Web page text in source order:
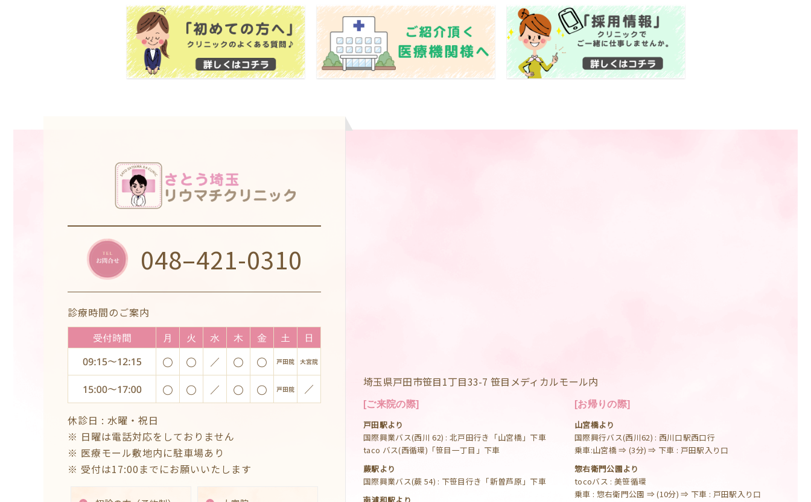
048–421-0310
診療時間のご案内
休診日 : 水曜・祝日
※ 日曜は電話対応をしておりません
※ 医療モール敷地内に駐車場あり
※ 受付は17:00までにお願いいたします
埼玉県戸田市笹目1丁目33-7 笹目メディカルモール内
[ご来院の際]
戸田駅より
国際興業バス(西川 62) : 北戸田行き「山宮橋」下車
taco バス(西循環)「笹目一丁目」下車
蕨駅より
国際興業バス(蕨 54) : 下笹目行き「新曽芦原」下車
南浦和駅より
[お帰りの際]
山宮橋より
国際興行バス(西川62) : 西川口駅西口行
乗車:山宮橋 ⇒ (3分) ⇒ 下車 : 戸田駅入り口
惣右衛門公園より
tocoバス : 美笹循環
乗車 : 惣右衛門公園 ⇒ (10分) ⇒ 下車 : 戸田駅入り口